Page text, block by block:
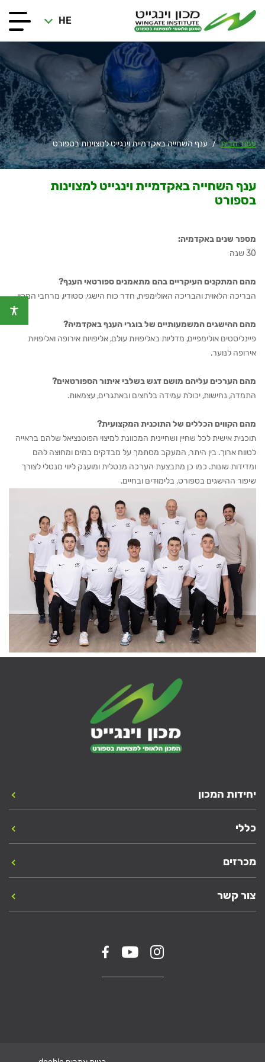
HE
עמוד הבית / ענף השחייה באקדמיית וינגייט למצוינות בספורט
ענף השחייה באקדמיית וינגייט למצוינות
בספורט
מספר שנים באקדמיה:
30 שנה
מהם המתקנים העיקריים בהם מתאמנים ספורטאי הענף?
הבריכה הלאוית והבריכה האולימפית, חדר כוח הישגי, סטודיו, מרחבי המכון.
מהם ההישגים המשמעותיים של בוגרי הענף באקדמיה?
פיינליסטים אולימפיים, מדליות באליפויות עולם, אליפויות אירופה ואליפויות
אירופה לנוער.
מהם הערכים עליהם מושם דגש בשלבי איתור הספורטאים?
התמדה, נחישות, יכולת עמידה בלחצים ובאתגרים, עצמאות.
מהם הקווים הכללים של התוכנית המקצועית?
תוכנית אישית לכל שחיין ושחיינית המכוונת למיצוי הפוטנציאל שלהם בראייה
לטווח ארוך. בין היתר, המעקב מסתמך על מבדקים במים ומחוצה להם
ומדידות שונות. כמו כן מתבצעת הערכה מנטלית ומוענק ליווי מנטלי לצורך
שיפור ההישגים בספורט, בלימודים ובחיים.
יחידות המכון
כללי
מכרזים
צור קשר